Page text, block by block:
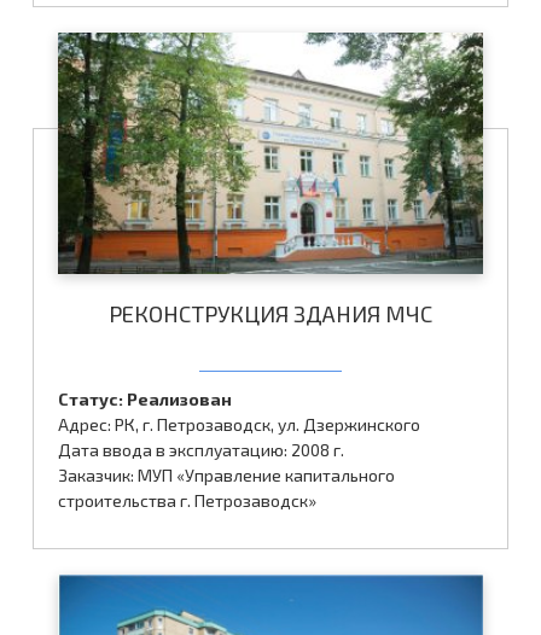
РЕКОНСТРУКЦИЯ ЗДАНИЯ МЧС
Статус: Реализован
Адрес: РК, г. Петрозаводск, ул. Дзержинского
Дата ввода в эксплуатацию: 2008 г.
Заказчик: МУП «Управление капитального
строительства г. Петрозаводск»